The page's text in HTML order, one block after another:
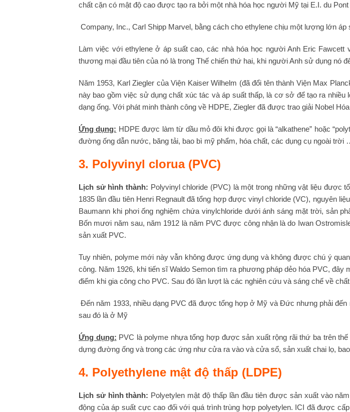
chất cặn có mật độ cao được tạo ra bởi một nhà hóa học người Mỹ tại E.I. du
Company, Inc., Carl Shipp Marvel, bằng cách cho ethylene chịu một lượng lớn áp
Làm việc với ethylene ở áp suất cao, các nhà hóa học người Anh Eric
thương mại đầu tiên của nó là trong Thế chiến thứ hai, khi người Anh sử dụng nó
Năm 1953, Karl Ziegler của Viện Kaiser Wilhelm (đã đổi tên thành Viện Max
này bao gồm việc sử dụng chất xúc tác và áp suất thấp, là cơ sở để tạo ra
dạng ống. Với phát minh thành công về HDPE, Ziegler đã được trao giải Nobel
Ứng dụng: HDPE được làm từ dầu mỏ đôi khi được gọi là “alkathene” hoặc
đường ống dẫn nước, băng tải, bao bì mỹ phẩm, hóa chất, các dụng cụ ngoài trời
3. Polyvinyl clorua (PVC)
Lịch sử hình thành: Polyvinyl chloride (PVC) là một trong những vật liệu được
1835 lần đầu tiên Henri Regnault đã tổng hợp được vinyl chloride (VC), nguyên
Baumann khi phơi ống nghiệm chứa vinylchloride dưới ánh sáng mặt trời, sản
Bốn mươi năm sau, năm 1912 là năm PVC được công nhận là do Iwan
sản xuất PVC.
Tuy nhiên, polyme mới này vẫn không được ứng dụng và không được chú ý
công. Năm 1926, khi tiến sĩ Waldo Semon tìm ra phương pháp dẻo hóa PVC,
điểm khi gia công cho PVC. Sau đó lần lượt là các nghiên cứu và sáng chế về
Đến năm 1933, nhiều dạng PVC đã được tổng hợp ở Mỹ và Đức nhưng phải
sau đó là ở Mỹ
Ứng dụng: PVC là polyme nhựa tổng hợp được sản xuất rộng rãi thứ ba trên
dựng đường ống và trong các ứng như cửa ra vào và cửa sổ, sản xuất chai lọ,
4. Polyethylene mật độ thấp (LDPE)
Lịch sử hình thành: Polyetylen mật độ thấp lần đầu tiên được sản xuất vào
động của áp suất cực cao đối với quá trình trùng hợp polyetylen. ICI đã được